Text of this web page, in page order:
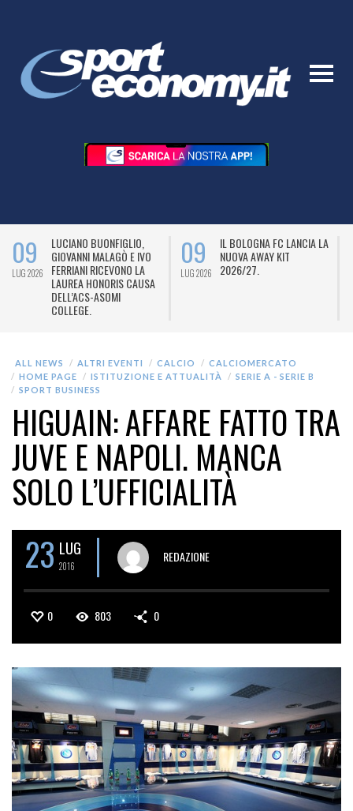
09
LUG 2026
LUCIANO BUONFIGLIO,
GIOVANNI MALAGÒ E IVO
FERRIANI RICEVONO LA
LAUREA HONORIS CAUSA
DELL’ACS-ASOMI
COLLEGE.
09
LUG 2026
IL BOLOGNA FC LANCIA LA
NUOVA AWAY KIT
2026/27.
ALL NEWS ALTRI EVENTI CALCIO
CALCIOMERCATO
HOME PAGE
ISTITUZIONE E ATTUALITÀ
SERIE A - SERIE B
SPORT BUSINESS
HIGUAIN: AFFARE FATTO TRA
JUVE E NAPOLI. MANCA
SOLO L’UFFICIALITÀ
23 LUG
2016
REDAZIONE
0 803 0